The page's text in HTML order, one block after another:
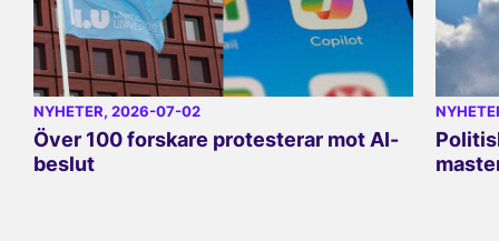
NYHETER, 2026-07-02
Över 100 forskare protesterar mot AI-
beslut